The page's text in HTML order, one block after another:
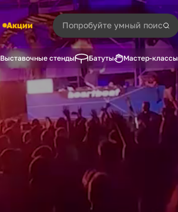
Акции
Выставочные стенды Батуты Мастер-классы